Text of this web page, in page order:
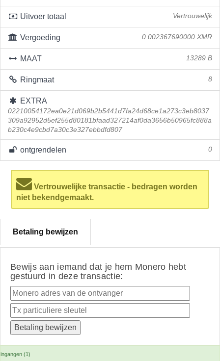
Uitvoer totaal Vertrouwelijk
Vergoeding 0.002367690000 XMR
MAAT 13289 B
Ringmaat 8
EXTRA
02210054172ea0e21d069b2b5441d7fa24d68ce1a273c3eb8037
309a92952d5ef255d80181bfaad327214af0da3656b50965fc888a
b230c4e9cbd7a30c3e327ebbdfd807
ontgrendelen 0
Vertrouwelijke transactie - bedragen worden
niet bekendgemaakt.
Betaling bewijzen
Bewijs aan iemand dat je hem Monero hebt
gestuurd in deze transactie:
ingangen (1)